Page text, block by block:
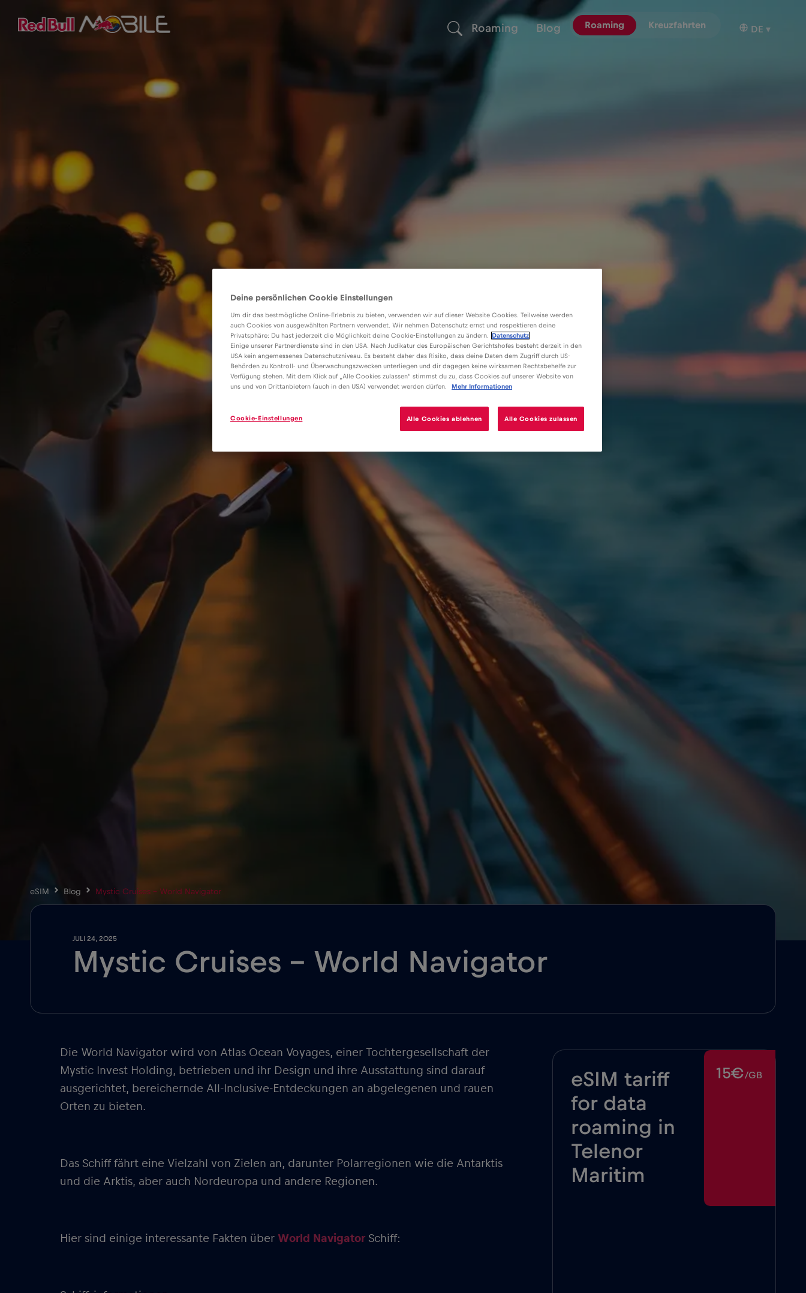
Roaming Blog Roaming Kreuzfahrten DE ▾
eSIM Blog Mystic Cruises – World Navigator
JULI 24, 2025
Mystic Cruises – World Navigator
Die World Navigator wird von Atlas Ocean Voyages, einer Tochtergesellschaft der
Mystic Invest Holding, betrieben und ihr Design und ihre Ausstattung sind darauf
ausgerichtet, bereichernde All-Inclusive-Entdeckungen an abgelegenen und rauen
Orten zu bieten.
Das Schiff fährt eine Vielzahl von Zielen an, darunter Polarregionen wie die Antarktis
und die Arktis, aber auch Nordeuropa und andere Regionen.
Hier sind einige interessante Fakten über World Navigator Schiff:
eSIM tariff
for data
roaming in
Telenor
Maritim
15€/GB
Deine persönlichen Cookie Einstellungen
Um dir das bestmögliche Online-Erlebnis zu bieten, verwenden wir auf dieser Website Cookies. Teilweise werden
auch Cookies von ausgewählten Partnern verwendet. Wir nehmen Datenschutz ernst und respektieren deine
Privatsphäre: Du hast jederzeit die Möglichkeit deine Cookie-Einstellungen zu ändern.
Datenschutz
Einige unserer Partnerdienste sind in den USA. Nach Judikatur des Europäischen Gerichtshofes besteht derzeit in den
USA kein angemessenes Datenschutzniveau. Es besteht daher das Risiko, dass deine Daten dem Zugriff durch US-
Behörden zu Kontroll- und Überwachungszwecken unterliegen und dir dagegen keine wirksamen Rechtsbehelfe zur
Verfügung stehen. Mit dem Klick auf „Alle Cookies zulassen“ stimmst du zu, dass Cookies auf unserer Website von
uns und von Drittanbietern (auch in den USA) verwendet werden dürfen.
Mehr Informationen
Alle Cookies ablehnen Alle Cookies zulassen
Cookie-Einstellungen